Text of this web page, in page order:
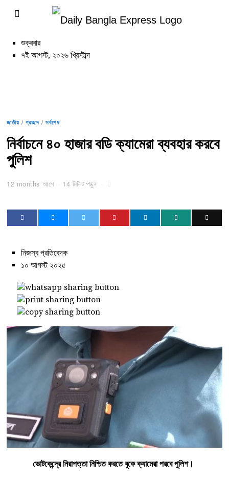
শুক্রবার
৭ই আগস্ট, ২০২৬ খ্রিস্টাব্দ
জাতীয় / প্রচ্ছদ / সর্বশেষ
নির্বাচনে ৪০ হাজার বডি ক্যামেরা ব্যবহার করবে
পুলিশ
12 months আগে 14 মিনিট পড়ুন
নিজস্ব প্রতিবেদক
১০ আগস্ট ২০২৫
ভোটকেন্দ্রে নিরাপত্তা নিশ্চিত করতে বুকে ক্যামেরা পরবে পুলিশ।